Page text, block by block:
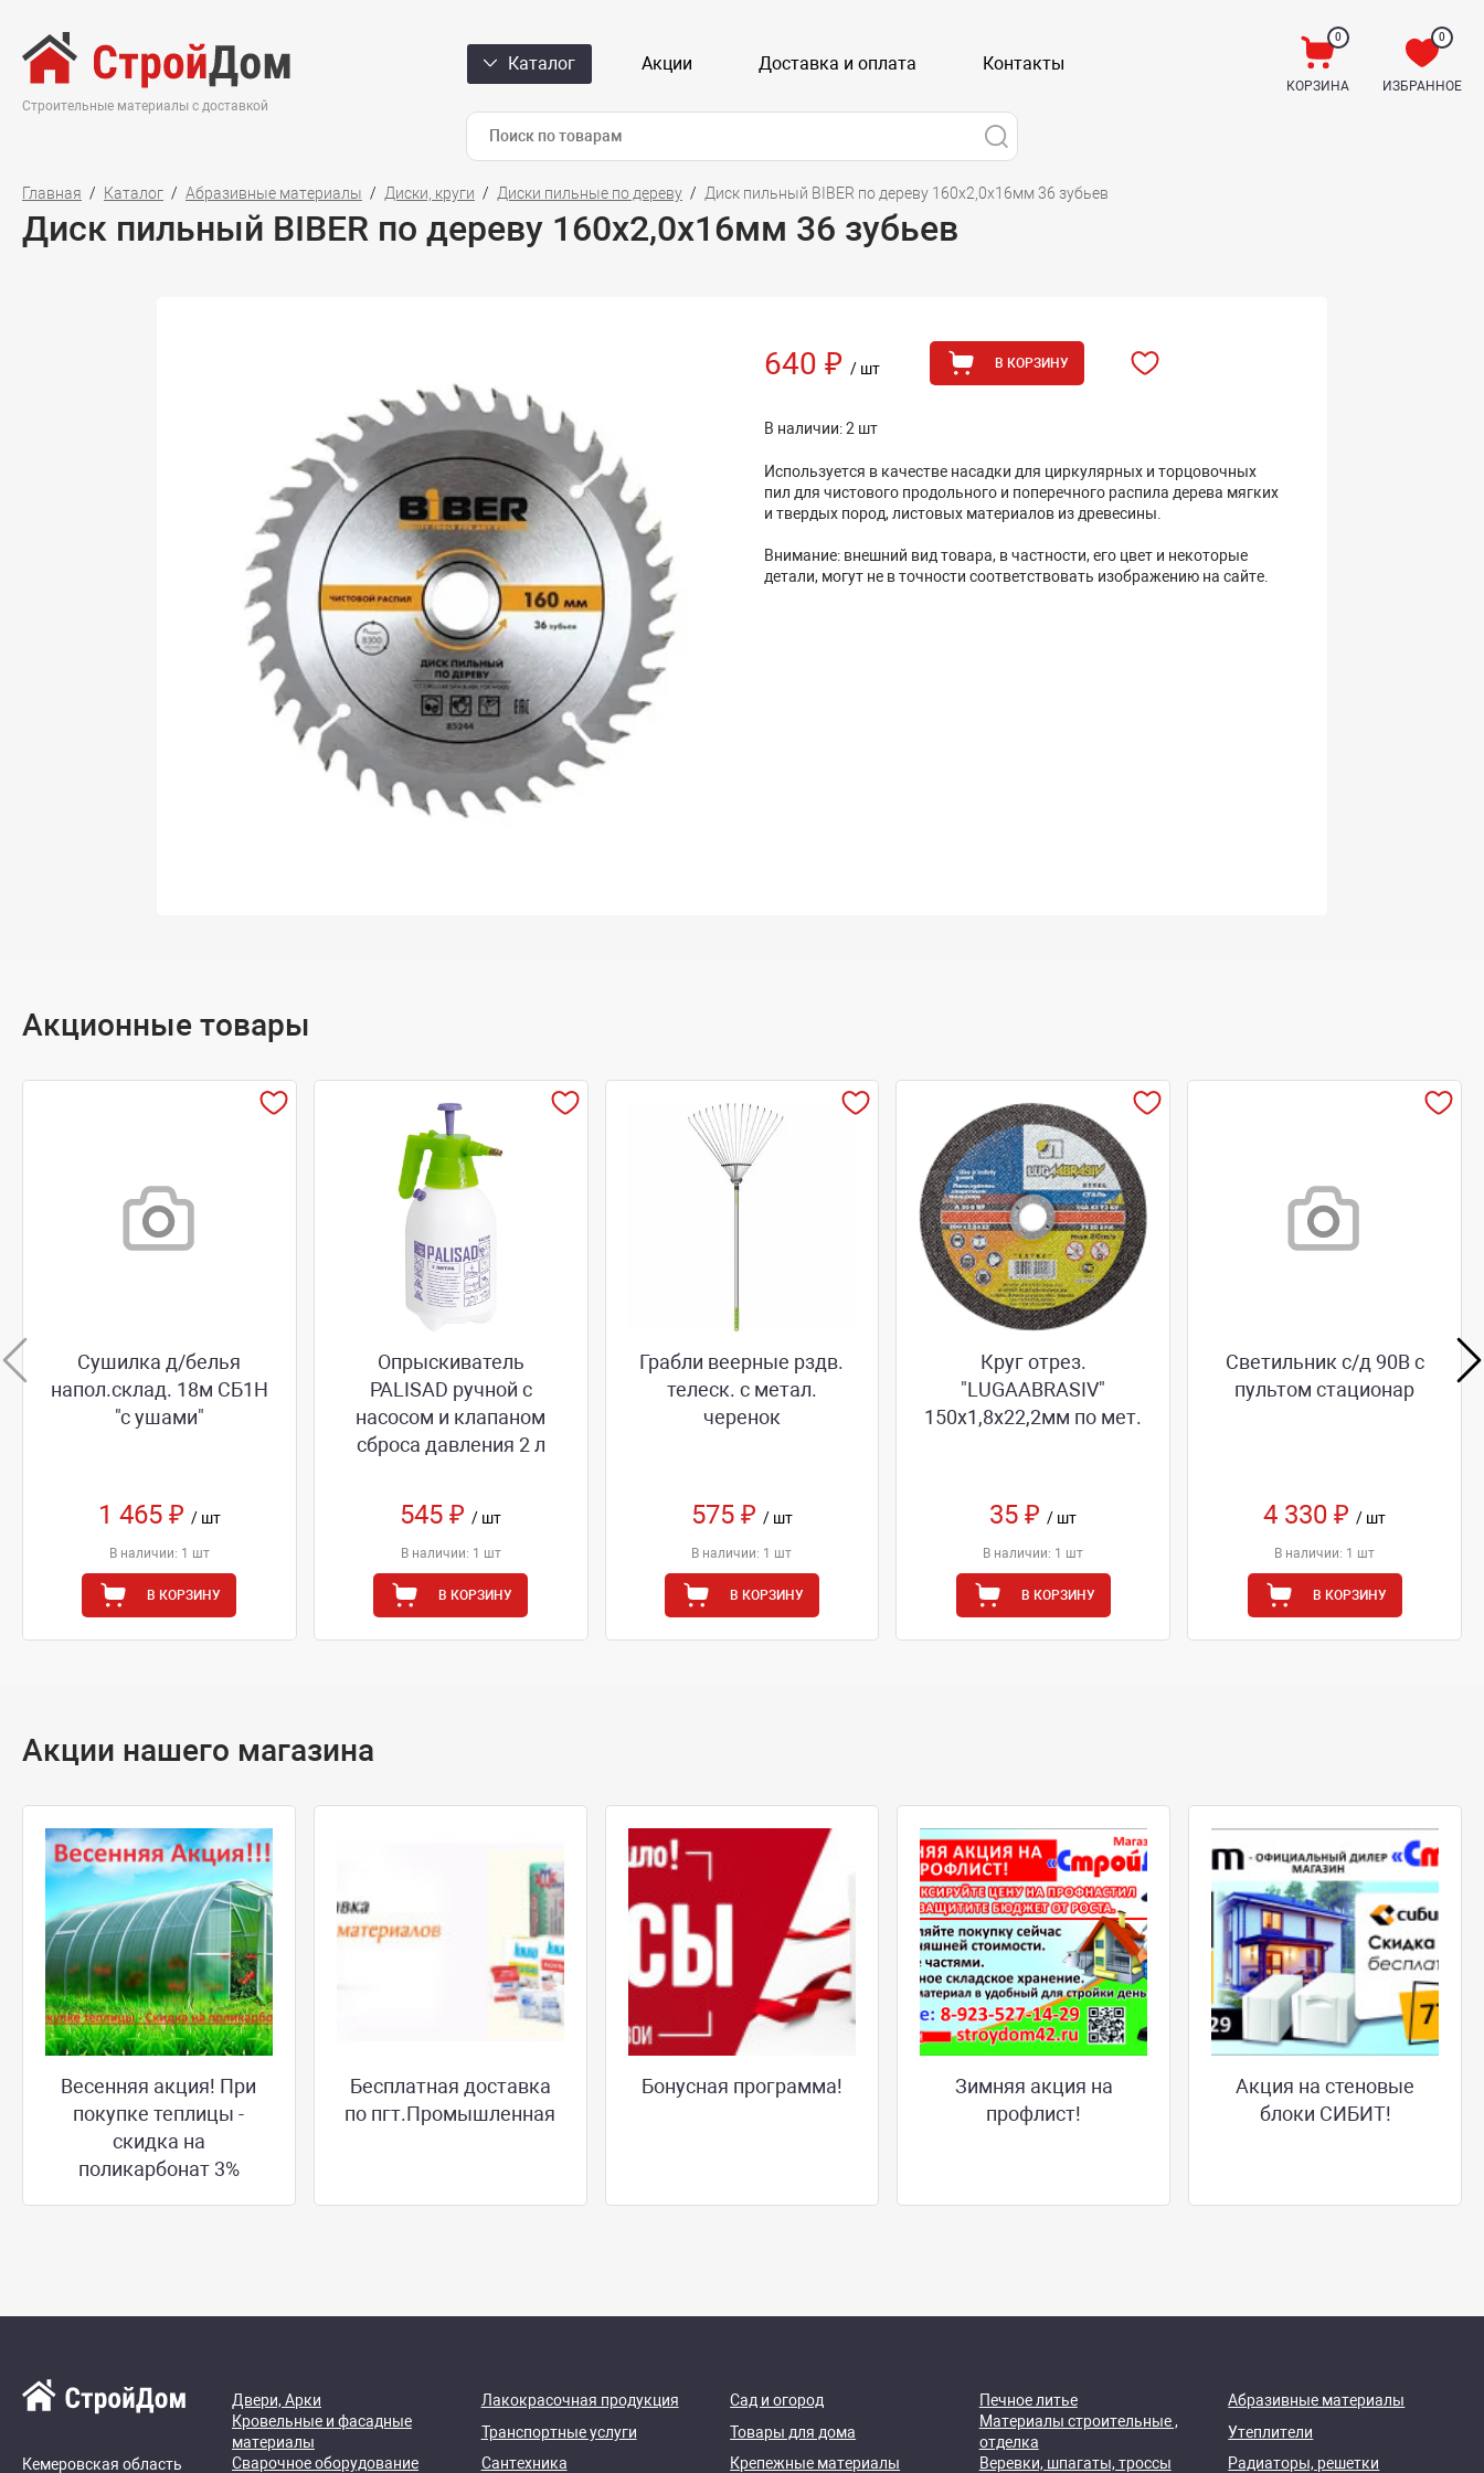
Строительные материалы с доставкой
Каталог Акции Доставка и оплата Контакты
0
КОРЗИНА
0
ИЗБРАННОЕ
Главная Каталог Абразивные материалы Диски, круги Диски пильные по дереву Диск пильный BIBER по дереву 160х2,0х16мм 36 зубьев
Диск пильный BIBER по дереву 160х2,0х16мм 36 зубьев
640 ₽ / шт В КОРЗИНУ
В наличии: 2 шт
Используется в качестве насадки для циркулярных и торцовочных
пил для чистового продольного и поперечного распила дерева мягких
и твердых пород, листовых материалов из древесины.
Внимание: внешний вид товара, в частности, его цвет и некоторые
детали, могут не в точности соответствовать изображению на сайте.
Акционные товары
Сушилка д/белья
напол.склад. 18м СБ1Н
"с ушами"
1 465 ₽ / шт
В наличии: 1 шт
В КОРЗИНУ
Опрыскиватель
PALISAD ручной с
насосом и клапаном
сброса давления 2 л
545 ₽/ шт
В наличии: 1 шт
В КОРЗИНУ
Грабли веерные рздв.
телеск. с метал.
черенок
575 ₽ / шт
В наличии: 1 шт
В КОРЗИНУ
Круг отрез.
"LUGAABRASIV"
150х1,8х22,2мм по мет.
35 ₽/ шт
В наличии: 1 шт
В КОРЗИНУ
Светильник с/д 90В с
пультом стационар
4 330 ₽/ шт
В наличии: 1 шт
В КОРЗИНУ
Акции нашего магазина
Весенняя акция! При
покупке теплицы -
скидка на
поликарбонат 3%
Бесплатная доставка
по пгт.Промышленная
Бонусная программа!
Зимняя акция на
профлист!
Акция на стеновые
блоки СИБИТ!
Кемеровская область
Двери, Арки Лакокрасочная продукция Сад и огород Печное литье
Абразивные материалы
Кровельные и фасадные
материалы
Транспортные услуги Товары для дома
Материалы строительные ,
отделка
Утеплители
Сварочное оборудование
Сантехника Крепежные материалы Веревки, шпагаты, троссы Радиаторы, решетки